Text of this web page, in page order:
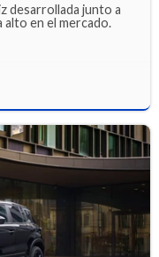
desarrollada junto a
alto en el mercado.